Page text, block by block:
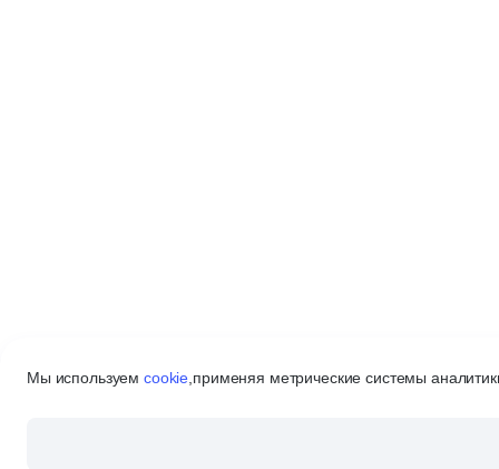
Мы используемcookie применяя метрические системы